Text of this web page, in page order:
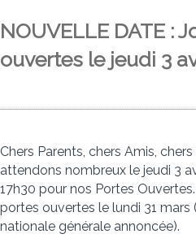
NOUVELLE DATE :
ouvertes le jeudi 3
Chers Parents, chers Amis,
attendons nombreux le jeudi 3
17h30 pour nos Portes
portes ouvertes le lundi 31 mars
nationale générale annoncée).